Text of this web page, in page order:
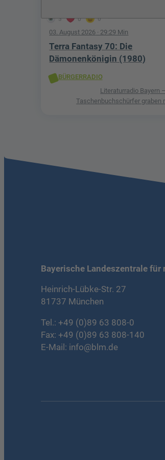
3 0 0
03. August 2026 · 29:29 Min
Terra Fantasy 70: Die
Dämonenkönigin (1980)
BÜRGERRADIO
Literaturradio Bayern
Taschenbuchschürfer graben
Bayerische Landeszentrale für
Heinrich-Lübke-Str. 27
81737 München
Tel.: +49 (0)89 63 808-0
Fax: +49 (0)89 63 808-140
E-Mail: info@blm.de